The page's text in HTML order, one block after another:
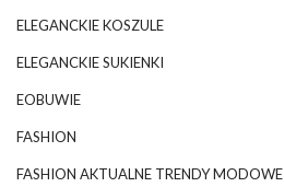
ELEGANCKIE KOSZULE
ELEGANCKIE SUKIENKI
EOBUWIE
FASHION
FASHION AKTUALNE TRENDY MODOWE